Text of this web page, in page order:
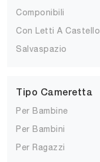
Componibili
Con Letti A Castello
Salvaspazio
Tipo Cameretta
Per Bambine
Per Bambini
Per Ragazzi